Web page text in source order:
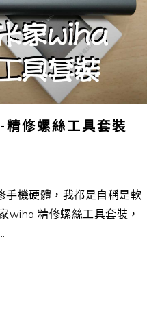
修螺絲工具套裝
手機硬體，我都是自稱是軟
wiha 精修螺絲工具套裝，